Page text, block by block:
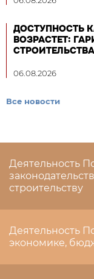
ДОСТУПНОСТЬ
ВОЗРАСТЕТ:
06.08.2026
Все новости
Деятельность
строительству
Деятельность
экономике,